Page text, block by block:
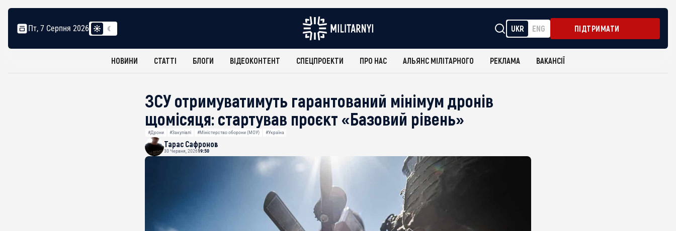
Пт, 7 Серпня 2026 UKR ENG ПІДТРИМАТИ
НОВИНИ СТАТТІ БЛОГИ ВІДЕОКОНТЕНТ СПЕЦПРОЕКТИ ПРО НАС АЛЬЯНС МІЛІТАРНОГО РЕКЛАМА ВАКАНСІЇ
ЗСУ отримуватимуть гарантований мінімум дронів
щомісяця: стартував проєкт «Базовий рівень»
#Дрони #Закупівлі #Міністерство оборони (МОУ) #Україна
Тарас Сафронов
30 Червня, 202619:50